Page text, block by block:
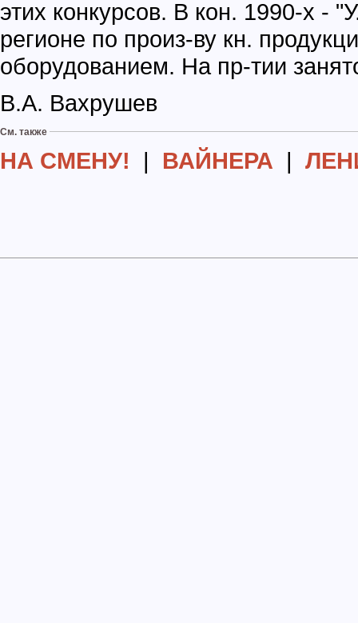
этих конкурсов. В кон. 1990-х -
регионе по произ-ву кн.
оборудованием. На пр-тии
В.А. Вахрушев
См. также
НА СМЕНУ! | ВАЙНЕРА |